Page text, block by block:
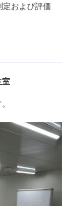
定および評価
室